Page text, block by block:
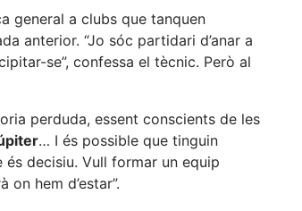
general a clubs que tanquen
anterior. “Jo sóc partidari d’anar a
se”, confessa el tècnic. Però al
perduda, essent conscients de les
… I és possible que tinguin
decisiu. Vull formar un equip
hem d’estar”.
estadístiques
de manera
anònima d'ús
funcionalitat i
la seva
estructura.